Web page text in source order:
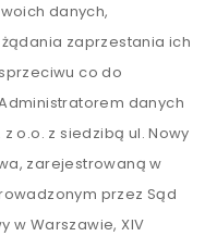
danych,
zaprzestania ich
co do
danych
o.o. z siedzibą ul. Nowy
zarejestrowaną w
przez Sąd
w Warszawie, XIV